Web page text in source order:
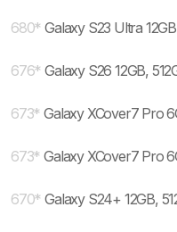
680* Galaxy S23 Ultra
676* Galaxy S26 12GB,
673* Galaxy XCover7 Pro
673* Galaxy XCover7 Pro
670* Galaxy S24+ 12GB,